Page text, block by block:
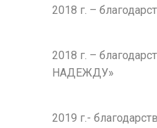
2018 г. –
2018 г. –
НАДЕЖДУ»
2019 г.-